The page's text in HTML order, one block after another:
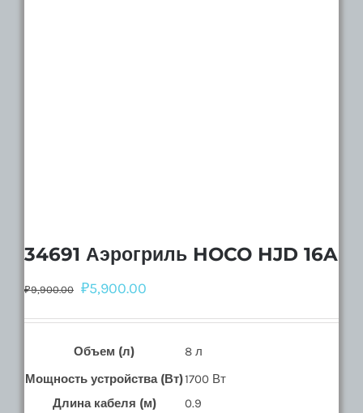
34691 Аэрогриль HOCO HJD 16A
₽9,900.00 ₽5,900.00
Объем (л) 8 л
Мощность устройства (Вт)1700 Вт
Длина кабеля (м) 0.9